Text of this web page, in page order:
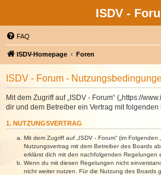
ISDV -
FAQ
ISDV-Homepage Foren
ISDV - Forum -
Mit dem Zugriff auf „ISDV - Forum“ („https://
dir und dem Betreiber ein Vertrag mit
1. NUTZUNGSVERTRAG
Mit dem Zugriff auf „ISDV - Forum“ (im Folgenden
Nutzungsvertrag mit dem Betreiber des Boards
erklärst dich mit den nachfolgenden Regelungen
Wenn du mit diesen Regelungen nicht
nicht weiter nutzen. Für die Nutzung des Boards